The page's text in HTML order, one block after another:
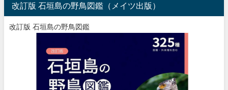
改訂版 石垣島の野鳥図鑑（メイツ出版）
改訂版 石垣島の野鳥図鑑